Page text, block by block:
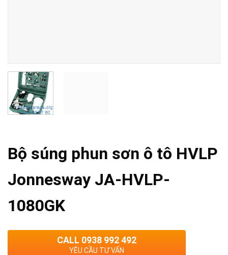
Bộ súng phun sơn ô tô HVLP
Jonnesway JA-HVLP-
1080GK
CALL 0938 992 492
YÊU CẦU TƯ VẤN